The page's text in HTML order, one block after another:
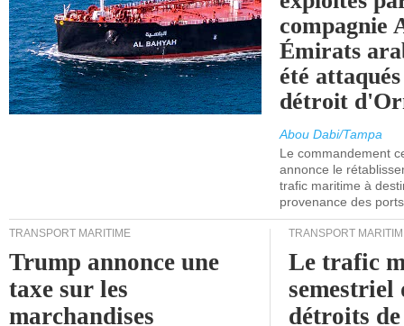
compagnie
Émirats
été
détroit
Abou Dabi/Tampa
Le commandement
annonce le
trafic maritime à
provenance des
TRANSPORT MARITIME
Trump annonce une
taxe sur les
marchandises
TRANSPORT
Le trafic
semestriel
détroits